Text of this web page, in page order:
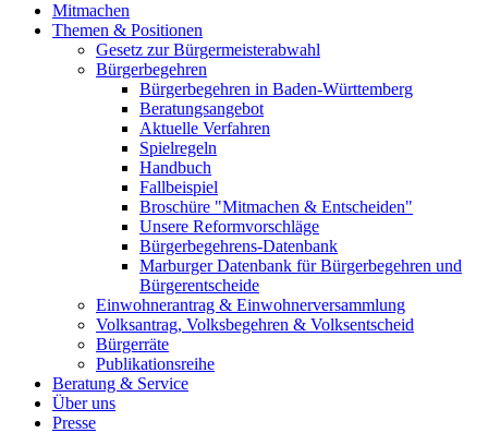
Mitmachen
Themen & Positionen
Gesetz zur Bürgermeisterabwahl
Bürgerbegehren
Bürgerbegehren in Baden-Württemberg
Beratungsangebot
Aktuelle Verfahren
Spielregeln
Handbuch
Fallbeispiel
Broschüre "Mitmachen & Entscheiden"
Unsere Reformvorschläge
Bürgerbegehrens-Datenbank
Marburger Datenbank für Bürgerbegehren und
Bürgerentscheide
Einwohnerantrag & Einwohnerversammlung
Volksantrag, Volksbegehren & Volksentscheid
Bürgerräte
Publikationsreihe
Beratung & Service
Über uns
Presse